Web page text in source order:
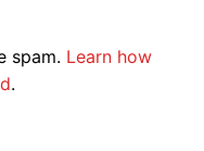
spam. Learn how
.